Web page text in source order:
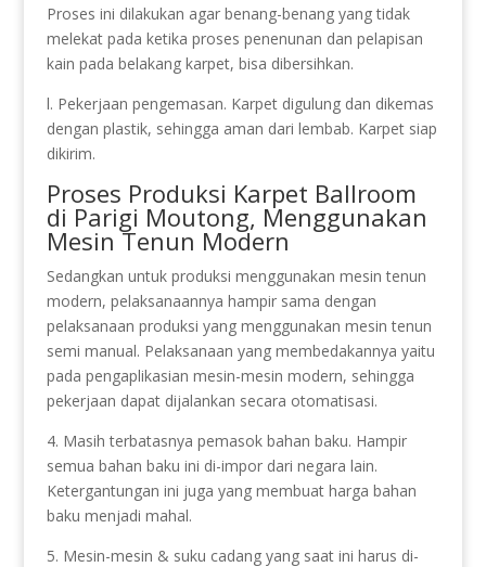
Proses ini dilakukan agar benang-benang yang tidak
melekat pada ketika proses penenunan dan pelapisan
kain pada belakang karpet, bisa dibersihkan.
l. Pekerjaan pengemasan. Karpet digulung dan dikemas
dengan plastik, sehingga aman dari lembab. Karpet siap
dikirim.
Proses Produksi Karpet Ballroom
di Parigi Moutong, Menggunakan
Mesin Tenun Modern
Sedangkan untuk produksi menggunakan mesin tenun
modern, pelaksanaannya hampir sama dengan
pelaksanaan produksi yang menggunakan mesin tenun
semi manual. Pelaksanaan yang membedakannya yaitu
pada pengaplikasian mesin-mesin modern, sehingga
pekerjaan dapat dijalankan secara otomatisasi.
4. Masih terbatasnya pemasok bahan baku. Hampir
semua bahan baku ini di-impor dari negara lain.
Ketergantungan ini juga yang membuat harga bahan
baku menjadi mahal.
5. Mesin-mesin & suku cadang yang saat ini harus di-